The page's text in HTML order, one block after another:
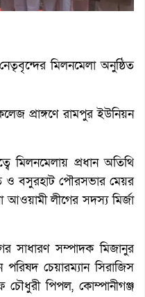
মিলনমেলা অনুষ্ঠিত
প্রাঙ্গণে রামপুর ইউনিয়ন
মিলনমেলায় প্রধান অতিথি
ও বসুরহাট পৌরসভার মেয়র
লীগের সদস্য মির্জা
সাধারণ সম্পাদক মিজানুর
চেয়ারম্যান সিরাজিস
চৌধুরী পিপল, কোম্পানীগঞ্জ